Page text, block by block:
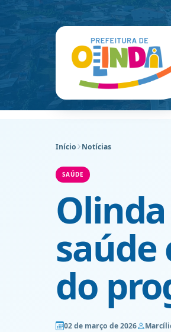
Início Notícias
SAÚDE
saúde
do
02 de março de 2026